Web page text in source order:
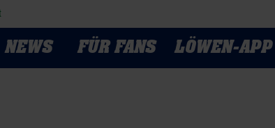
NEWS FÜR FANS LÖWEN-APP